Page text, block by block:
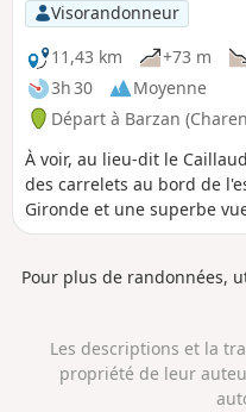
Visorandonneur
11,43 km
+73 m
3h 30
Moyenne
Départ à Barzan
À voir, au lieu-dit le
des carrelets au bord de
Gironde et une superbe
Talmont-sur-Gironde,
d'un amer, point de repère
utilisé pour la navigation
archéologique gallo-
Pour plus de randonnées,
Les descriptions et la
propriété de leur